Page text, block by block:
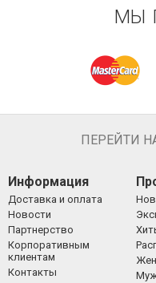
МЫ
ПЕРЕЙТИ
Информация
Доставка и оплата
Новости
Партнерство
Корпоративным
клиентам
Контакты